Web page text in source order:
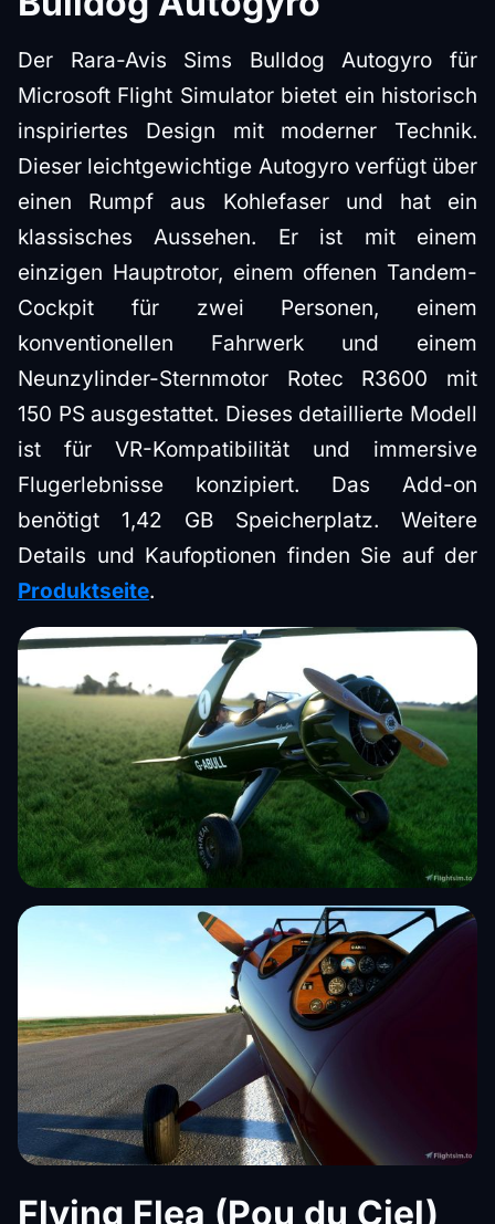
Der Rara-Avis Sims Bulldog Autogyro für
Microsoft Flight Simulator bietet ein historisch
inspiriertes Design mit moderner Technik.
Dieser leichtgewichtige Autogyro verfügt über
einen Rumpf aus Kohlefaser und hat ein
klassisches Aussehen. Er ist mit einem
einzigen Hauptrotor, einem offenen Tandem-
Cockpit für zwei Personen, einem
konventionellen Fahrwerk und einem
Neunzylinder-Sternmotor Rotec R3600 mit
150 PS ausgestattet. Dieses detaillierte Modell
ist für VR-Kompatibilität und immersive
Flugerlebnisse konzipiert. Das Add-on
benötigt 1,42 GB Speicherplatz. Weitere
Details und Kaufoptionen finden Sie auf der
Produktseite.
Flying Flea (Pou du Ciel)